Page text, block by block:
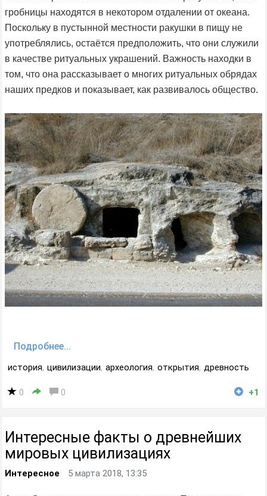
гробницы находятся в некотором отдалении от океана.
Поскольку в пустынной местности ракушки в пищу не
употреблялись, остаётся предположить, что они служили
в качестве ритуальных украшений. Важность находки в
том, что она рассказывает о многих ритуальных обрядах
наших предков и показывает, как развивалось общество.
Подробнее...
история, цивилизации, археология, открытия, древность
0 0 +1
Интересные факты о древнейших
мировых цивилизациях
Интересное 5 марта 2018, 13:35